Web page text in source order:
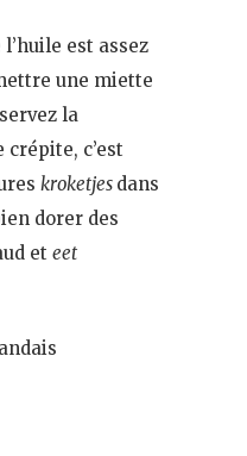
est assez
une miette
la
crépite, c’est
kroketjes dans
dorer des
et eet